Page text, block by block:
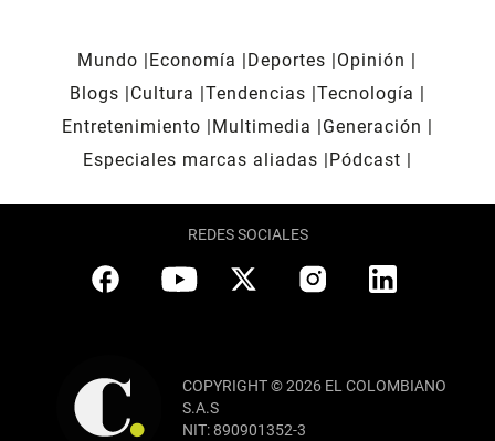
Mundo Economía Deportes
Opinión
Blogs
Cultura Tendencias Tecnología
Entretenimiento
Multimedia
Generación
Especiales marcas aliadas
Pódcast
REDES SOCIALES
COPYRIGHT © 2026 EL COLOMBIANO
S.A.S
NIT: 890901352-3